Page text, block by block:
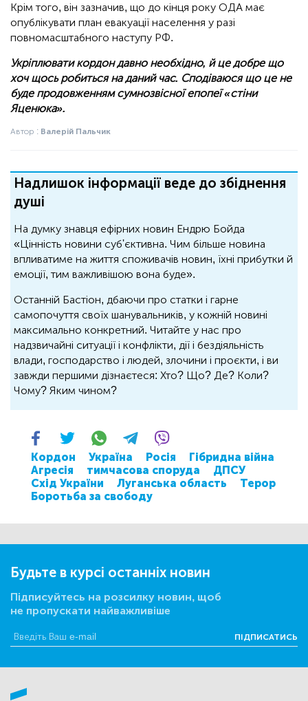
Крім того, він зазначив, що до кінця року ОДА має
опублікувати план евакуації населення у разі
повномасштабного наступу РФ.
Укріплювати кордон давно необхідно, й це добре що
хоч щось робиться на даний час. Сподіваюся що це не
буде продовженням сумнозвісної епопеї «стіни
Яценюка».
Автор : Валерій Пальчик
Надлишок інформації веде до збіднення
душі
На думку знавця ефірних новин Ендрю Бойда
«Цінність новини суб'єктивна. Чим більше новина
впливатиме на життя споживачів новин, їхні прибутки й
емоції, тим важливішою вона буде».
Останній Бастіон, дбаючи про статки і гарне
самопочуття своїх шанувальників, у кожній новині
максимально конкретний. Читайте у нас про
надзвичайні ситуації і конфлікти, дії і бездіяльність
влади, господарство і людей, злочини і проєкти, і ви
завжди першими дізнаєтеся: Хто? Що? Де? Коли?
Чому? Яким чином?
Кордон Україна Росія
Гібридна війна
Агресія
тимчасова споруда
ДПСУ
Схід України
Луганська область
Терор
Боротьба за свободу
Будьте в курсі останніх новин
Підписуйтесь на розсилку новин, щоб
не пропускати найважливіше
ПІДПИСАТИСЬ